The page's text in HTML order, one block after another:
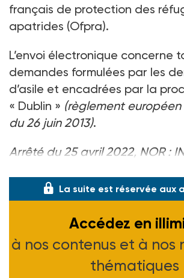
français de protection des
apatrides (Ofpra).
L’envoi électronique concerne
demandes formulées par les
d’asile et encadrées par la
« Dublin » (règlement européen
du 26 juin 2013).
Arrêté du 25 avril 2022, NOR :
La suite est réservée aux
Accédez en
à nos contenus et à nos
thématiques